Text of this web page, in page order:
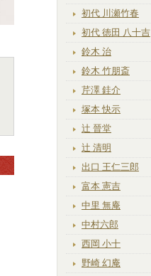
初代 川瀬竹春
初代 徳田 八十吉
鈴木 治
鈴木 竹朋斎
芹澤 銈介
塚本 快示
辻 晉堂
辻 清明
出口 王仁三郎
富本 憲吉
中里 無庵
中村六郎
西岡 小十
野崎 幻庵